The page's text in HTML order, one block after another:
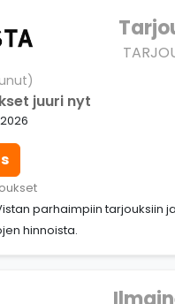
juuri nyt
parhaimpiin tarjouksiin
hinnoista.